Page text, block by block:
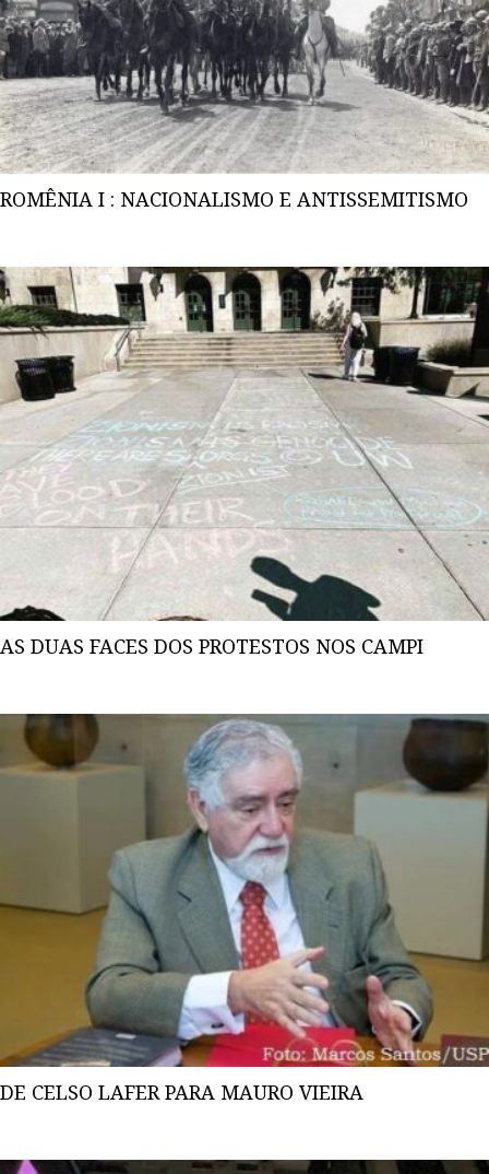
ROMÊNIA I : NACIONALISMO E ANTISSEMITISMO
AS DUAS FACES DOS PROTESTOS NOS CAMPI
DE CELSO LAFER PARA MAURO VIEIRA